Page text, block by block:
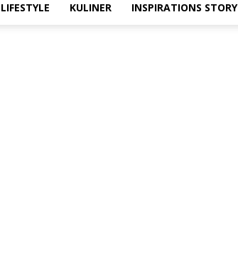
LIFESTYLE KULINER INSPIRATIONS STORY